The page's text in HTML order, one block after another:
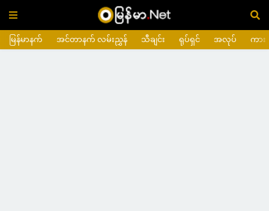
မြန်မာနက် အင်တာနက် လမ်းညွှန် သီချင်း ရုပ်ရှင် အလုပ် ကား